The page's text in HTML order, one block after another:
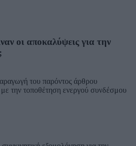
οι αποκαλύψεις για την
του παρόντος άρθρου
με την τοποθέτηση ενεργού συνδέσμου